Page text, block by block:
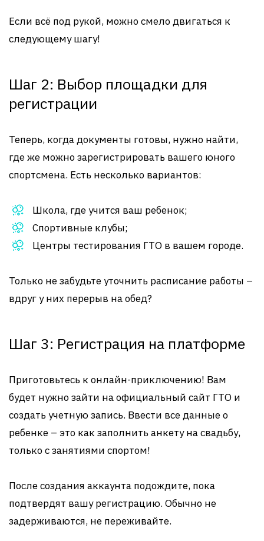
Если всё под рукой, можно смело двигаться к
следующему шагу!
Шаг 2: Выбор площадки для
регистрации
Теперь, когда документы готовы, нужно найти,
где же можно зарегистрировать вашего юного
спортсмена. Есть несколько вариантов:
Школа, где учится ваш ребенок;
Спортивные клубы;
Центры тестирования ГТО в вашем городе.
Только не забудьте уточнить расписание работы –
вдруг у них перерыв на обед?
Шаг 3: Регистрация на платформе
Приготовьтесь к онлайн-приключению! Вам
будет нужно зайти на официальный сайт ГТО и
создать учетную запись. Ввести все данные о
ребенке – это как заполнить анкету на свадьбу,
только с занятиями спортом!
После создания аккаунта подождите, пока
подтвердят вашу регистрацию. Обычно не
задерживаются, не переживайте.